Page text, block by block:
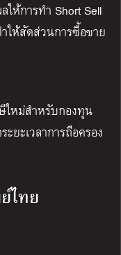
ให้การทำ Short Sell
ให้สัดส่วนการซื้อขาย
ใหม่สำหรับกองทุน
ยะเวลาการถือครอง
ไทย